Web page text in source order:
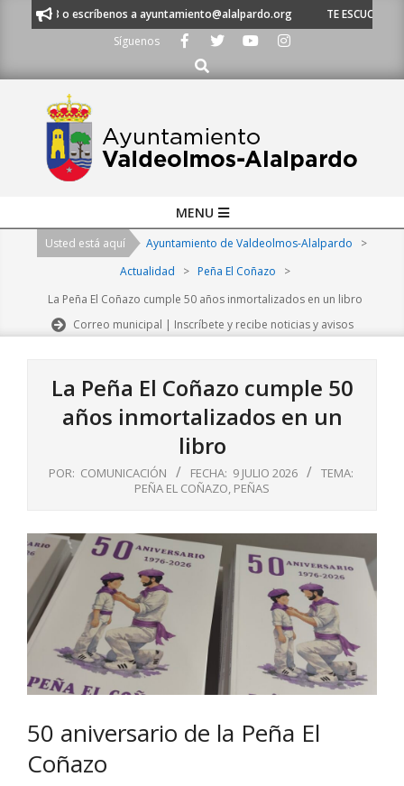
53 o escríbenos a ayuntamiento@alalpardo.org
TE ESCUCHAMOS -
Síguenos
Buscar
Navigation
MENU
Usted está aquí Ayuntamiento de Valdeolmos-Alalpardo
>
Actualidad
> Peña El Coñazo
>
La Peña El Coñazo cumple 50 años inmortalizados en un libro
Correo municipal | Inscríbete y recibe noticias y avisos
La Peña El Coñazo cumple 50
años inmortalizados en un
libro
POR: COMUNICACIÓN FECHA: 9 JULIO 2026
TEMA:
PEÑA EL COÑAZO, PEÑAS
50 aniversario de la Peña El
Coñazo